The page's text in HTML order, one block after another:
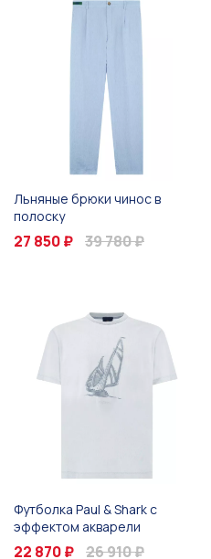
Льняные брюки чинос в
полоску
27 850 ₽ 39 780 ₽
Футболка Paul & Shark с
эффектом акварели
22 870 ₽ 26 910 ₽